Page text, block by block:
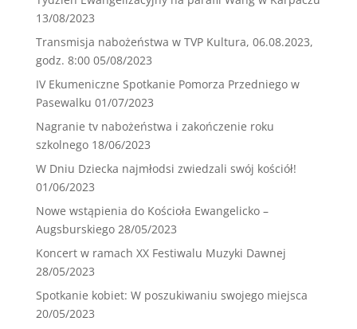
13/08/2023
Transmisja nabożeństwa w TVP Kultura, 06.08.2023,
godz. 8:00 05/08/2023
IV Ekumeniczne Spotkanie Pomorza Przedniego w
Pasewalku 01/07/2023
Nagranie tv nabożeństwa i zakończenie roku
szkolnego 18/06/2023
W Dniu Dziecka najmłodsi zwiedzali swój kościół!
01/06/2023
Nowe wstąpienia do Kościoła Ewangelicko –
Augsburskiego 28/05/2023
Koncert w ramach XX Festiwalu Muzyki Dawnej
28/05/2023
Spotkanie kobiet: W poszukiwaniu swojego miejsca
20/05/2023